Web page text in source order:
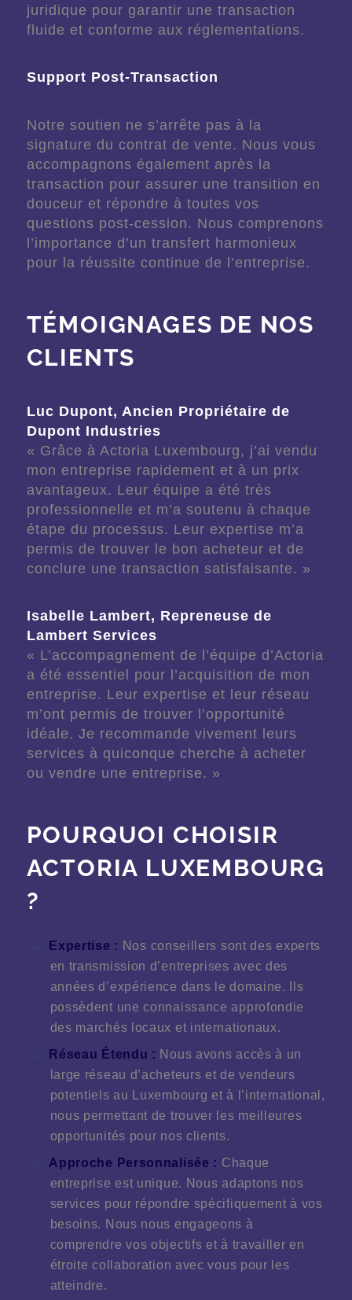
juridique pour garantir une transaction
fluide et conforme aux réglementations.
Support Post-Transaction
Notre soutien ne s’arrête pas à la
signature du contrat de vente. Nous vous
accompagnons également après la
transaction pour assurer une transition en
douceur et répondre à toutes vos
questions post-cession. Nous comprenons
l’importance d’un transfert harmonieux
pour la réussite continue de l’entreprise.
TÉMOIGNAGES DE NOS
CLIENTS
Luc Dupont, Ancien Propriétaire de
Dupont Industries
« Grâce à Actoria Luxembourg, j’ai vendu
mon entreprise rapidement et à un prix
avantageux. Leur équipe a été très
professionnelle et m’a soutenu à chaque
étape du processus. Leur expertise m’a
permis de trouver le bon acheteur et de
conclure une transaction satisfaisante. »
Isabelle Lambert, Repreneuse de
Lambert Services
« L’accompagnement de l’équipe d’Actoria
a été essentiel pour l’acquisition de mon
entreprise. Leur expertise et leur réseau
m’ont permis de trouver l’opportunité
idéale. Je recommande vivement leurs
services à quiconque cherche à acheter
ou vendre une entreprise. »
POURQUOI CHOISIR
ACTORIA LUXEMBOURG
?
Expertise : Nos conseillers sont des experts
en transmission d’entreprises avec des
années d’expérience dans le domaine. Ils
possèdent une connaissance approfondie
des marchés locaux et internationaux.
Réseau Étendu : Nous avons accès à un
large réseau d’acheteurs et de vendeurs
potentiels au Luxembourg et à l’international,
nous permettant de trouver les meilleures
opportunités pour nos clients.
Approche Personnalisée : Chaque
entreprise est unique. Nous adaptons nos
services pour répondre spécifiquement à vos
besoins. Nous nous engageons à
comprendre vos objectifs et à travailler en
étroite collaboration avec vous pour les
atteindre.